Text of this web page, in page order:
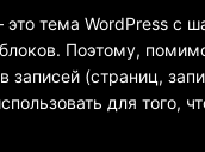
тема WordPress с
Поэтому,
записей (страниц,
для того,